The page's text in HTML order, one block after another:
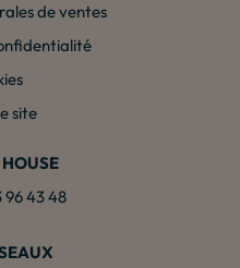
de ventes
site
96 43 48